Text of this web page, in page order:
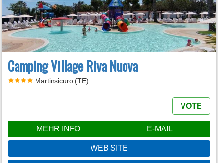
Camping Village Riva Nuova
Martinsicuro (TE)
VOTE
MEHR INFO E-MAIL
WEB SITE